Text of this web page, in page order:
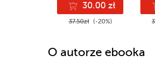
30.00 zł
37.50zł (-20%)
O autorze ebooka